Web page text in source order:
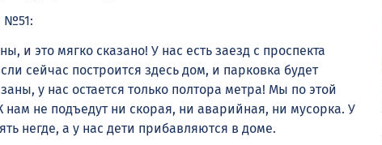
№51:
и это мягко сказано! У нас есть заезд с проспекта
сейчас построится здесь дом, и парковка будет
у нас остается только полтора метра! Мы по этой
не подъедут ни скорая, ни аварийная, ни мусорка. У
негде, а у нас дети прибавляются в доме.